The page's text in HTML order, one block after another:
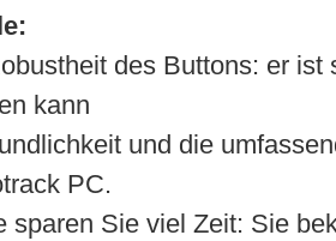
des Buttons: er ist
kann
und die
PC.
sparen Sie viel Zeit: Sie